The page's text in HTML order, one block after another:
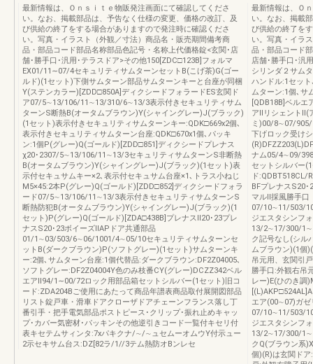
最新情報は、Ｏｎｓｉｔｅ物販発注画面にて確認してくださ
い。なお、掲載部品は、予告なく仕様の変更、価格の改訂、及
び供給の終了をする場合がありますので発注時に確認くださ
い。写真・イラスト（外観／寸法）商品名・販売期間備考商
品・部品コード部品名称部品色記号・名称上代価格錠<玄関･店
舗･勝手口･汎用･テラスドア>その他150[ZDC□123B]フォルマ
EX01/11∼07/4セキュリティサムターンセットB(こげ茶)G(ゴー
ルド)(1セット)下側サムターン部品サムターンキーと台座が同梱
Y(ステンカラー)[ZDD□850A]ディクシードフォラードES玄関ド
ア07/5∼13/106/11∼13/310/6∼13/3表示付きセキュリティサム
ターンS断熱B(オータムブラウン)Y(シャイングレー)J(ブラック)
(1セット)表示付きセキュリティサムターンキー:QDK□669x2個､
表示付きセキュリティサムターン台座:QDK□670x1個､パッキ
ン:1個P(グレー)Q(ゴールド)[ZDD□851]ディクシードプレナス
χ20･2307/5∼13/106/11∼13/3セキュリティサムターンS非断熱
B(オータムブラウン)Y(シャイングレー)J(ブラック)(1セット)表
示付セキュサムキー×2､表示付セキュサム台座×1､トラス小ねじ
M5×45:2本P(グレー)Q(ゴールド)[ZDD□852]ディクシードフォラ
ード07/5∼13/106/11∼13/3表示付きセキュリティサムターンS
断熱防犯B(オータムブラウン)Y(シャイングレー)J(ブラック)(1
セット)P(グレー)Q(ゴールド)[ZDA□438B]プレナスⅡ20･23プレ
ナスS20･23ボイーズⅡAPドア共通部品
01/1∼03/503/6∼06/1001/4∼05/10セキュリティサムターンセ
ットB(ダークブラウン)P(ソフトグレー)(1セット)サムターンキ
ー:2個､サムターン台座:1個代替品:ダークブラウン:DF2Z04005､
ソフトグレー:DF2Z04004Y色のみ枝番CY(グレー)DCZZ342ベル
エアⅡ94/1∼00/72ロック用部品箱セットシルバー(1セット)旧コ
ード:ZDA204Bご使用にあたって商品年譜表商品取付展開図部品
リスト錠戸車・滑車ドアクローザドアチェーンフランス落し丁
番引手・把手電気部品ポストピース･クリップ･振れ止めキャッ
プ･カバー気密材･パッキンその他逆引きコード一覧付キセリ付
表キセテムサィンタ:7xパキクナ/∼/∼ュセムーオムウY付示ュー
2示セキサム台ス:DZ[82ラ/1//3テム熱防オBンレセ
最新情報は、Ｏ
い。なお、掲載
び供給の終了を
い。写真・イラ
品・部品コード
店舗･勝手口･汎
シリンダ２サム
ハンドル:1セッ
ムターン:1個､サ
[QDB18B]ベルエ
アⅡリシェントⅡ(
ミ)00/8∼07/
下げロック受け
ナム05/4∼09/
セットシルバー
ド:QDBT518CL/
BFプレナスS20
マルⅡ採風勝手口
07/10∼11/503/
ジエスタシンフ
13/2∼17/300/
ク記号なし(シル
ムブラウン)(1個
吊元用、玄関引
勝手口:外観右吊
レー)E(ひのき調
エア(00∼07)ガゼ
07/10∼11/503/
ジエスタシンフ
13/2∼17/300/
クQ(ブラウン系
個)(R)は玄関ド